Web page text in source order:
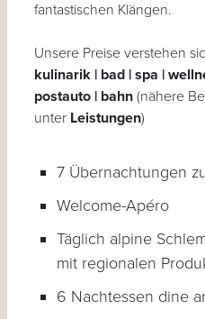
fantastischen Klängen.
Unsere Preise verstehen
kulinarik | bad | spa |
postauto | bahn(nähere
unter Leistungen)
7 Übernachtungen
Welcome-Apéro
Täglich alpine
mit regionalen
6 Nachtessen dine